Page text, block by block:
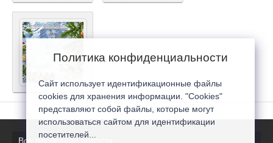
Все последние новости
Политика конфиденциальности
Сайт использует идентификационные файлы
cookies для хранения информации. "Cookies"
представляют собой файлы, которые могут
использоваться сайтом для идентификации
посетителей...